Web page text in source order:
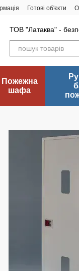
Готові об'єкти
ТОВ "Латаква" -
Пожежна
шафа